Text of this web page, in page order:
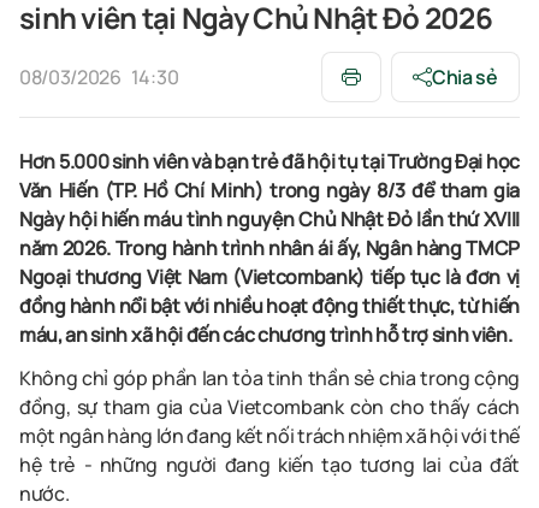
sinh viên tại Ngày Chủ Nhật Đỏ 2026
08/03/2026 14:30 Chia sẻ
Hơn 5.000 sinh viên và bạn trẻ đã hội tụ tại Trường Đại học
Văn Hiến (TP. Hồ Chí Minh) trong ngày 8/3 để tham gia
Ngày hội hiến máu tình nguyện Chủ Nhật Đỏ lần thứ XVIII
năm 2026. Trong hành trình nhân ái ấy, Ngân hàng TMCP
Ngoại thương Việt Nam (Vietcombank) tiếp tục là đơn vị
đồng hành nổi bật với nhiều hoạt động thiết thực, từ hiến
máu, an sinh xã hội đến các chương trình hỗ trợ sinh viên.
Không chỉ góp phần lan tỏa tinh thần sẻ chia trong cộng
đồng, sự tham gia của Vietcombank còn cho thấy cách
một ngân hàng lớn đang kết nối trách nhiệm xã hội với thế
hệ trẻ - những người đang kiến tạo tương lai của đất
nước.